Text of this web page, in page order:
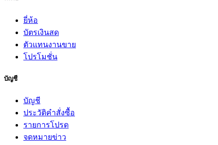
ยี่ห้อ
บัตรเงินสด
ตัวแทนงานขาย
โปรโมชั่น
บัญชี
บัญชี
ประวัติคำสั่งซื้อ
รายการโปรด
จดหมายข่าว